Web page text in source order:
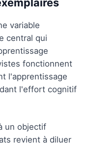
variable
central qui
fonctionnent
l'apprentissage
l'effort cognitif
un objectif
revient à diluer